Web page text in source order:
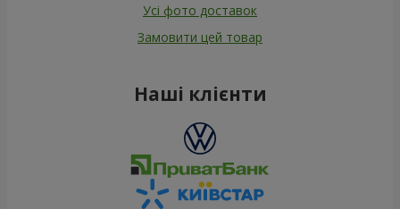
Усі фото доставок
Замовити цей товар
Наші клієнти